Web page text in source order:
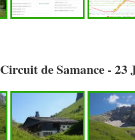
Circuit de Samance - 23